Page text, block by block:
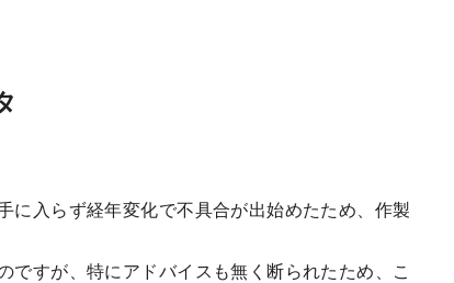
に入らず経年変化で不具合が出始めたため、作製
ですが、特にアドバイスも無く断られたため、こ